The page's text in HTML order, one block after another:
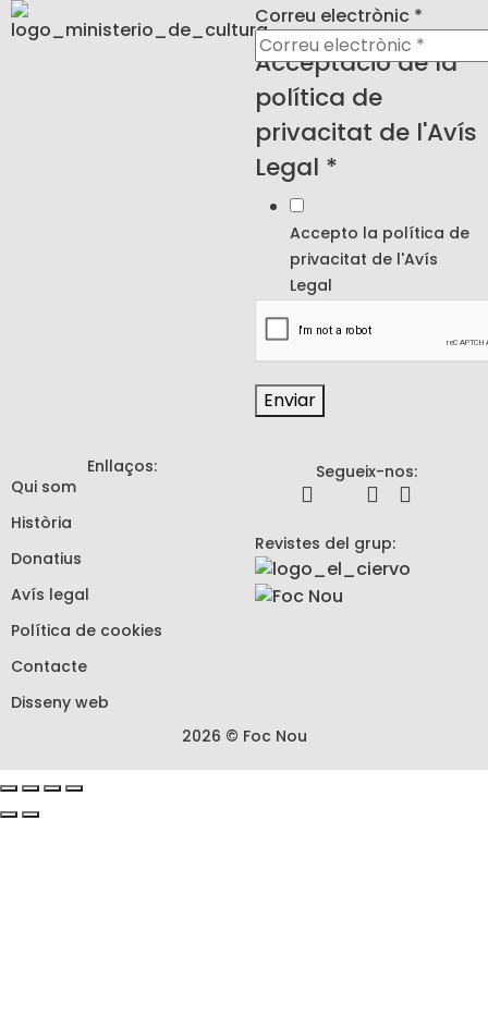
de la
electrònic
Correu electrònic *
Acceptació de la
política de
privacitat de l'Avís
Legal *
Accepto la política de
privacitat de l'Avís
Legal
Enviar
Enllaços:
Qui som
Història
Donatius
Avís legal
Política de cookies
Contacte
Disseny web
Segueix-nos:
Revistes del grup:
2026 © Foc Nou